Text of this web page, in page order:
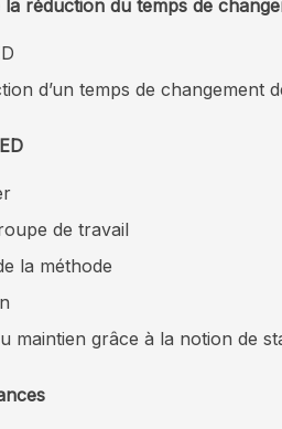
réduction du temps de
d’un temps de changement
de travail
la méthode
maintien grâce à la notion de